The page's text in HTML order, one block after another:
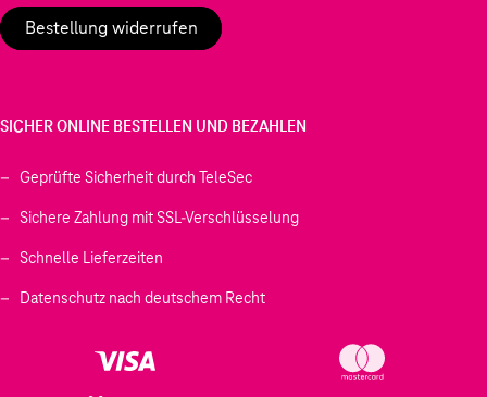
Bestellung widerrufen
SICHER ONLINE BESTELLEN UND BEZAHLEN
Geprüfte Sicherheit durch TeleSec
Sichere Zahlung mit SSL-Verschlüsselung
Schnelle Lieferzeiten
Datenschutz nach deutschem Recht